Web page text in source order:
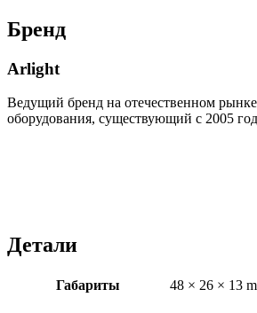
Бренд
Arlight
Ведущий бренд на отечественном
оборудования, существующий с 2005
Детали
Габариты 48 × 26 × 13